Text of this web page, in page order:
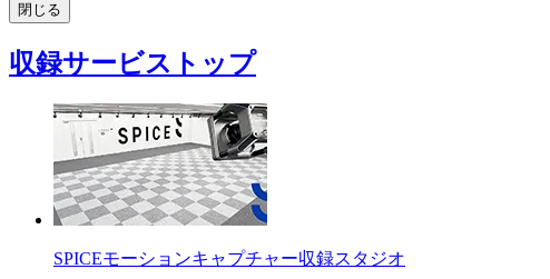
閉じる
収録サービストップ
SPICEモーションキャプチャー収録スタジオ